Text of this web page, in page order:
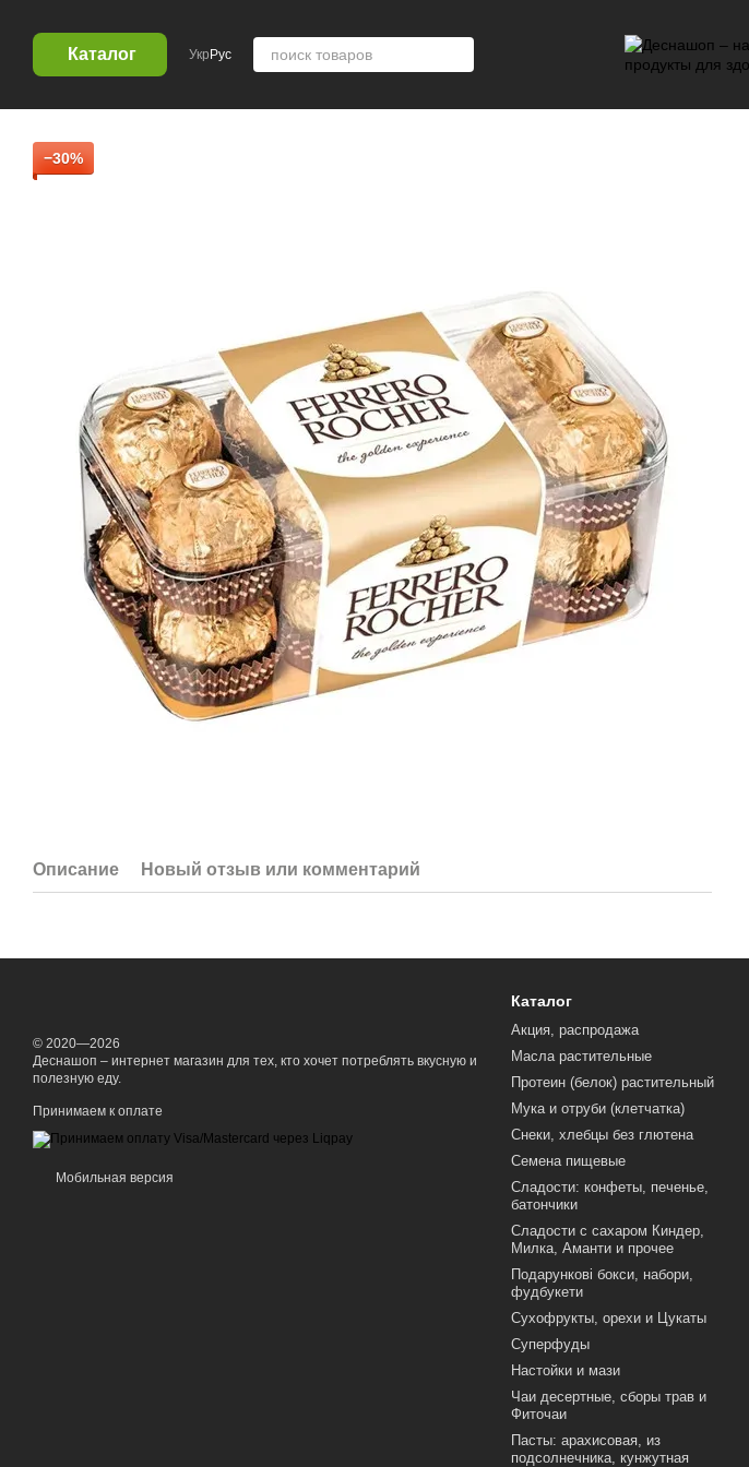
Каталог Укр Рус
−30%
Описание Новый отзыв или комментарий
© 2020—2026
Деснашоп – интернет магазин для тех, кто хочет потреблять вкусную и
полезную еду.
Принимаем к оплате
Мобильная версия
Каталог
Акция, распродажа
Масла растительные
Протеин (белок) растительный
Мука и отруби (клетчатка)
Снеки, хлебцы без глютена
Семена пищевые
Сладости: конфеты, печенье,
батончики
Сладости с сахаром Киндер,
Милка, Аманти и прочее
Подарункові бокси, набори,
фудбукети
Сухофрукты, орехи и Цукаты
Суперфуды
Настойки и мази
Чаи десертные, сборы трав и
Фиточаи
Пасты: арахисовая, из
подсолнечника, кунжутная